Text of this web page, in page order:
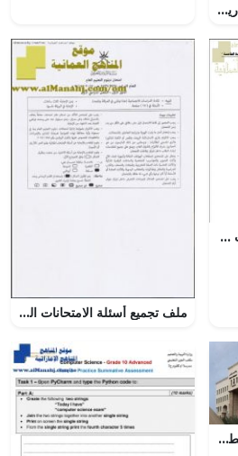
مذكرة التميز نسخة محلولة (رياضيات) التاسع
مذكرة إثرائية أسئلة وتدريبات في الوحدة الخامسة (الحقوق والواجبات) (تربية اسلامية) العاشر
ملف تجميع أسئلة الامتحانات الرسمية و الأجوبة للسنوات السابقة (هذا وطني) الثاني عشر
شرح درس الغلاف الجوي والطقس